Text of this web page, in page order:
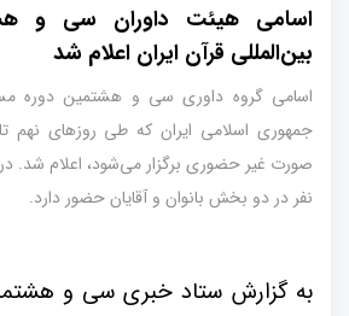
اسامی هیئت داوران سی و
بین‌المللی قرآن ایران اعلام شد
اسامی گروه داوری سی و هشتمین دوره
جمهوری اسلامی ایران که طی روزهای نهم
نفر در دو بخش بانوان و آقایان حضور دارد.
به گزارش ستاد خبری سی و